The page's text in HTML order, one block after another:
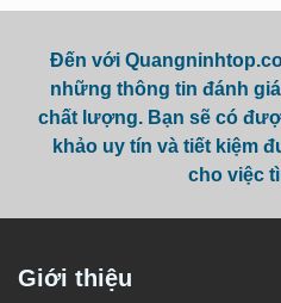
Đến với
những thông tin đánh
chất lượng. Bạn sẽ có
khảo uy tín và tiết kiệm
cho việc
Giới thiệu